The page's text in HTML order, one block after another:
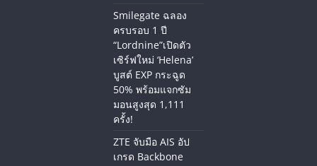
Smilegate ฉลอง
ครบรอบ 1 ปี
“Lordnine”เปิดตัว
เซิร์ฟใหม่ ‘Helena’
บูสต์ EXP กระฉูด
50% พร้อมแจกซัม
มอนสูงสุด 1,111
ครั้ง!
ZTE จับมือ AIS อัป
เกรด Backbone